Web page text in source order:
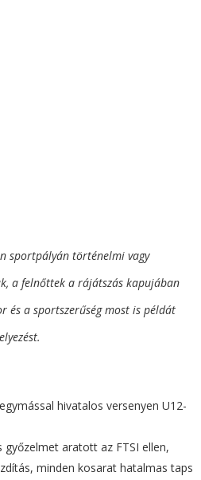
sportpályán történelmi vagy
a felnőttek a rájátszás kapujában
és a sportszerűség most is példát
hivatalos versenyen U12-
aratott az FTSI ellen,
minden kosarat hatalmas taps